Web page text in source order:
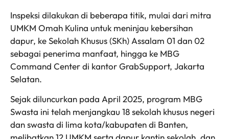
Inspeksi dilakukan di beberapa titik, mulai dari mitra
UMKM Omah Kulina untuk meninjau kebersihan
dapur, ke Sekolah Khusus (SKh) Assalam 01 dan 02
sebagai penerima manfaat, hingga ke MBG
Command Center di kantor GrabSupport, Jakarta
Selatan.
Sejak diluncurkan pada April 2025, program MBG
Swasta ini telah menjangkau 18 sekolah khusus negeri
dan swasta di lima kota/kabupaten di Banten,